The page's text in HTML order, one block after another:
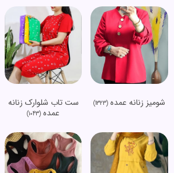
شومیز زنانه عمده (1323)
ست تاب شلوارک زنانه
عمده (1043)